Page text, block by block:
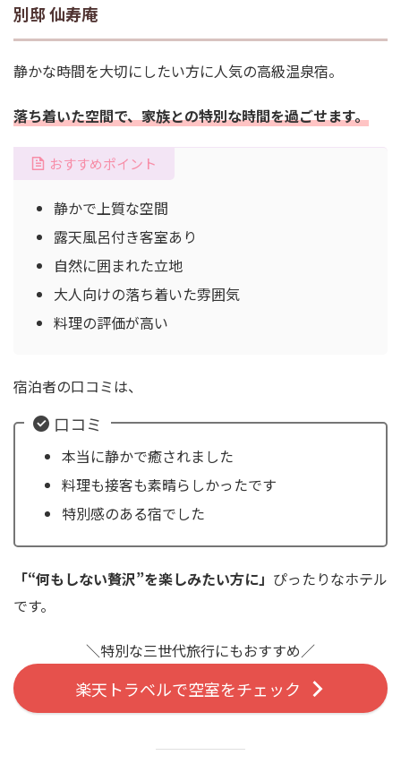
別邸 仙寿庵
静かな時間を大切にしたい方に人気の高級温泉宿。
落ち着いた空間で、家族との特別な時間を過ごせます。
おすすめポイント
静かで上質な空間
露天風呂付き客室あり
自然に囲まれた立地
大人向けの落ち着いた雰囲気
料理の評価が高い
宿泊者の口コミは、
口コミ
本当に静かで癒されました
料理も接客も素晴らしかったです
特別感のある宿でした
「“何もしない贅沢”を楽しみたい方に」 ぴったりなホテル
です。
＼特別な三世代旅行にもおすすめ／
楽天トラベルで空室をチェック